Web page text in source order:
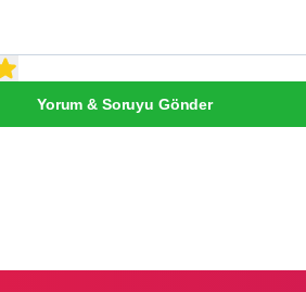
Yorum & Soruyu Gönder